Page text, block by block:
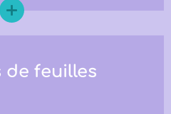
de feuilles